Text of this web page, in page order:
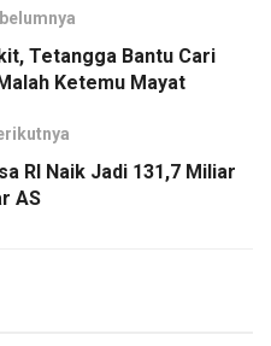
Tetangga Bantu Cari
Ketemu Mayat
RI Naik Jadi 131,7 Miliar
AS